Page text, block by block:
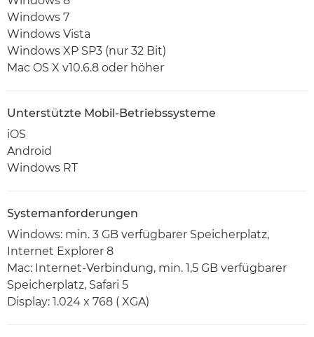
Windows 7
Windows Vista
Windows XP SP3 (nur 32 Bit)
Mac OS X v10.6.8 oder höher
Unterstützte Mobil-Betriebssysteme
iOS
Android
Windows RT
Systemanforderungen
Windows: min. 3 GB verfügbarer Speicherplatz,
Internet Explorer 8
Mac: Internet-Verbindung, min. 1,5 GB verfügbarer
Speicherplatz, Safari 5
Display: 1.024 x 768 ( XGA)